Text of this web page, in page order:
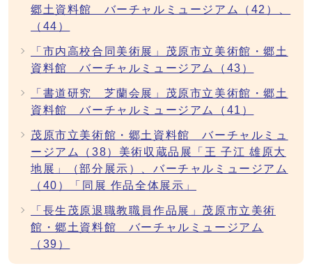
郷土資料館 バーチャルミュージアム（42）、
（44）
「市内高校合同美術展」茂原市立美術館・郷土
資料館 バーチャルミュージアム（43）
「書道研究 芝蘭会展」茂原市立美術館・郷土
資料館 バーチャルミュージアム（41）
茂原市立美術館・郷土資料館 バーチャルミュ
ージアム（38）美術収蔵品展「王 子江 雄原大
地展」（部分展示）、バーチャルミュージアム
（40）「同展 作品全体展示」
「長生茂原退職教職員作品展」茂原市立美術
館・郷土資料館 バーチャルミュージアム
（39）